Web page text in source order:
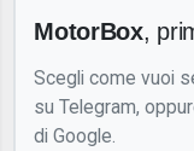
MotorBox,
Scegli come vuoi
su Telegram,
di Google.